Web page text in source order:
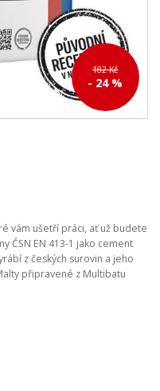
182 Kč
- 24 %
vám ušetří práci, ať už budete
ČSN EN 413-1 jako cement
z českých surovin a jeho
připravené z Multibatu